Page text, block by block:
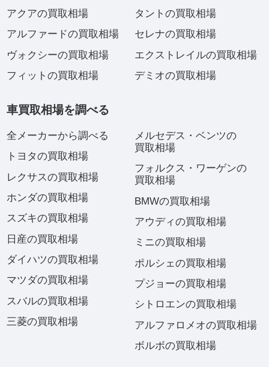
アクアの買取相場
アルファードの買取相場
ヴォクシーの買取相場
フィットの買取相場
タントの買取相場
セレナの買取相場
エクストレイルの買取相場
デミオの買取相場
車買取相場を調べる
全メーカーから調べる
トヨタの買取相場
レクサスの買取相場
ホンダの買取相場
スズキの買取相場
日産の買取相場
ダイハツの買取相場
マツダの買取相場
スバルの買取相場
三菱の買取相場
メルセデス・ベンツの
買取相場
フォルクス・ワーゲンの
買取相場
BMWの買取相場
アウディの買取相場
ミニの買取相場
ポルシェの買取相場
プジョーの買取相場
シトロエンの買取相場
アルファロメオの買取相場
ボルボの買取相場